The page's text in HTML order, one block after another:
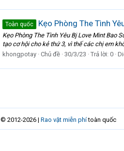
Toàn quốc Kẹo Phòng The Tình
Kẹo Phòng The Tình Yêu Bj Love Mint Bao
tạo cơ hội cho kẻ thứ 3, vì thế các chị em
khongpotay Chủ đề 30/3/23 Trả lời: 0
© 2012-2026 | Rao vặt miễn phítoàn quốc